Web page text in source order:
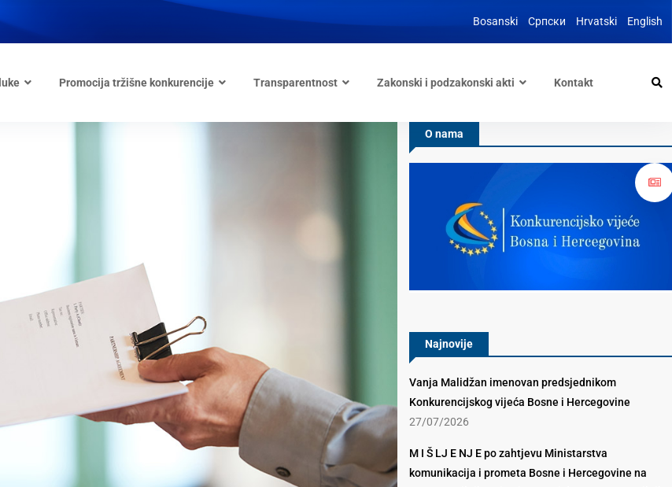
Bosanski Српски Hrvatski English
Promocija tržišne konkurencije Transparentnost Zakonski i podzakonski akti Kontakt
O nama
Najnovije
Vanja Malidžan imenovan predsjednikom
Konkurencijskog vijeća Bosne i Hercegovine
27/07/2026
M I Š LJ E NJ E po zahtjevu Ministarstva
komunikacija i prometa Bosne i Hercegovine na